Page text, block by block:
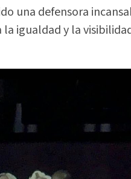
una defensora
igualdad y la